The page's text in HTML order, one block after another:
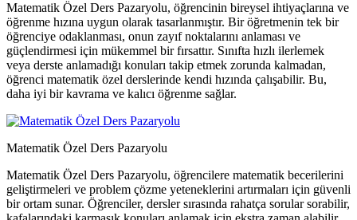
Matematik Özel Ders Pazaryolu, öğrencinin bireysel ihtiyaçlarına ve
öğrenme hızına uygun olarak tasarlanmıştır. Bir öğretmenin tek bir
öğrenciye odaklanması, onun zayıf noktalarını anlaması ve
güçlendirmesi için mükemmel bir fırsattır. Sınıfta hızlı ilerlemek
veya derste anlamadığı konuları takip etmek zorunda kalmadan,
öğrenci matematik özel derslerinde kendi hızında çalışabilir. Bu,
daha iyi bir kavrama ve kalıcı öğrenme sağlar.
Matematik Özel Ders Pazaryolu
Matematik Özel Ders Pazaryolu, öğrencilere matematik becerilerini
geliştirmeleri ve problem çözme yeteneklerini artırmaları için güvenli
bir ortam sunar. Öğrenciler, dersler sırasında rahatça sorular sorabilir,